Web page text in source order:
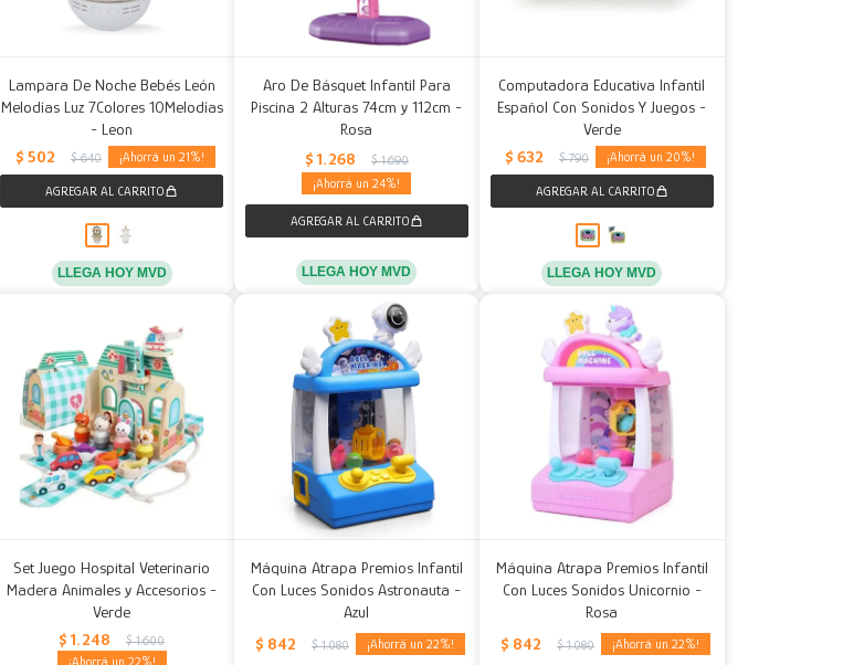
Lampara De Noche Bebés León
Melodías Luz 7Colores 10Melodías
- Leon
$ 502 $ 640 21
LLEGA HOY MVD
Aro De Básquet Infantil Para
Piscina 2 Alturas 74cm y 112cm -
Rosa
$ 1.268 $ 1.690
24
LLEGA HOY MVD
Computadora Educativa Infantil
Español Con Sonidos Y Juegos -
Verde
$ 632 $ 790 20
LLEGA HOY MVD
Set Juego Hospital Veterinario
Madera Animales y Accesorios -
Verde
$ 1.248 $ 1.600
Máquina Atrapa Premios Infantil
Con Luces Sonidos Astronauta -
Azul
$ 842 $ 1.080 22
Máquina Atrapa Premios Infantil
Con Luces Sonidos Unicornio -
Rosa
$ 842 $ 1.080 22